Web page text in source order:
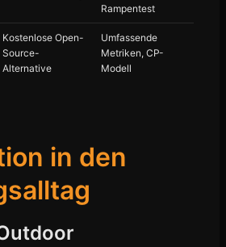
Rampentest
Kostenlose Open-
Source-
Alternative
Umfassende
Metriken, CP-
Modell
in den